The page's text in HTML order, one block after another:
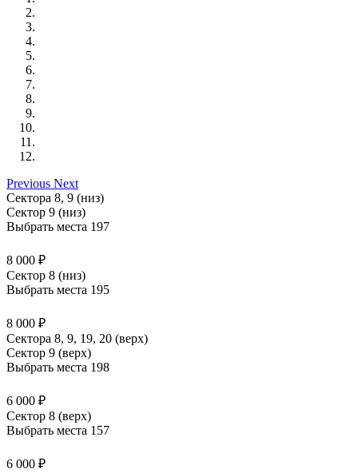
Previous Next
Сектора 8, 9 (низ)
Сектор 9 (низ)
Выбрать места 197
8 000 ₽
Сектор 8 (низ)
Выбрать места 195
8 000 ₽
Сектора 8, 9, 19, 20 (верх)
Сектор 9 (верх)
Выбрать места 198
6 000 ₽
Сектор 8 (верх)
Выбрать места 157
6 000 ₽